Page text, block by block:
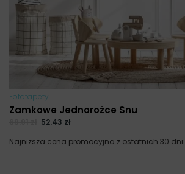
Fototapety
Zamkowe Jednorożce Snu
52.43 zł
Najniższa cena promocyjna z ostatnich 30 dni: